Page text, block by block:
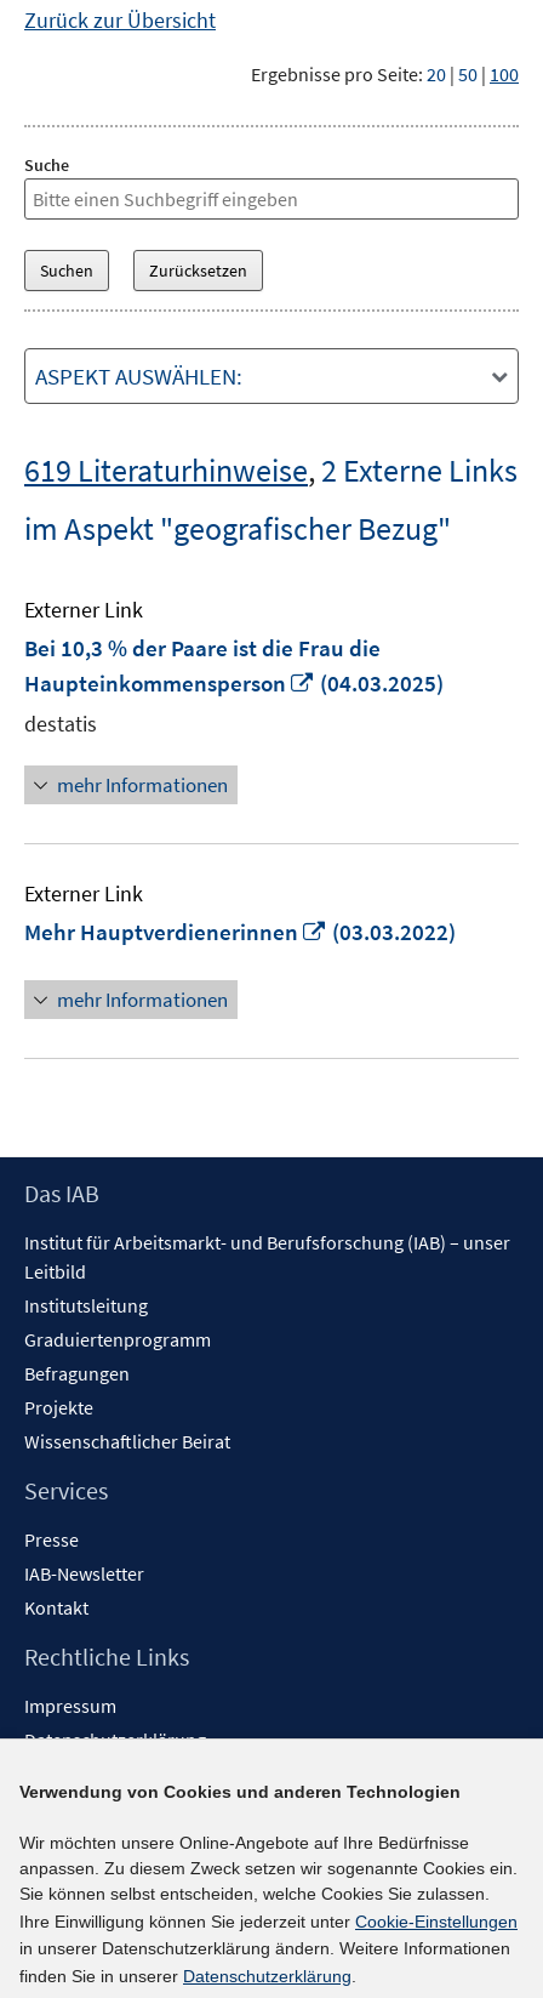
Zurück zur Übersicht
Ergebnisse pro Seite: 20 | 50 | 100
Suche
ASPEKT AUSWÄHLEN:
619 Literaturhinweise,2 Externe Links
im Aspekt "geografischer Bezug"
Externer Link
Bei 10,3 % der Paare ist die Frau die
Haupteinkommensperson
In
(04.03.2025)
destatis
mehr Informationen
Externer Link
Mehr Hauptverdienerinnen
In
(03.03.2022)
mehr Informationen
Footer
Das IAB
Institut für Arbeitsmarkt- und Berufsforschung (IAB) – unser
Leitbild
Institutsleitung
Graduiertenprogramm
Befragungen
Projekte
Wissenschaftlicher Beirat
Services
Presse
IAB-Newsletter
Kontakt
Rechtliche Links
Impressum
Datenschutzerklärung
Barrieren melden
Social-Media-Kanäle
BlueSky
YouTube
LinkedIn
Verwendung von Cookies und anderen Technologien
Wir möchten unsere Online-Angebote auf Ihre Bedürfnisse
anpassen. Zu diesem Zweck setzen wir sogenannte Cookies ein.
Sie können selbst entscheiden, welche Cookies Sie zulassen.
Ihre Einwilligung können Sie jederzeit unter Cookie-Einstellungen
in unserer Datenschutzerklärung ändern. Weitere Informationen
finden Sie in unserer Datenschutzerklärung.